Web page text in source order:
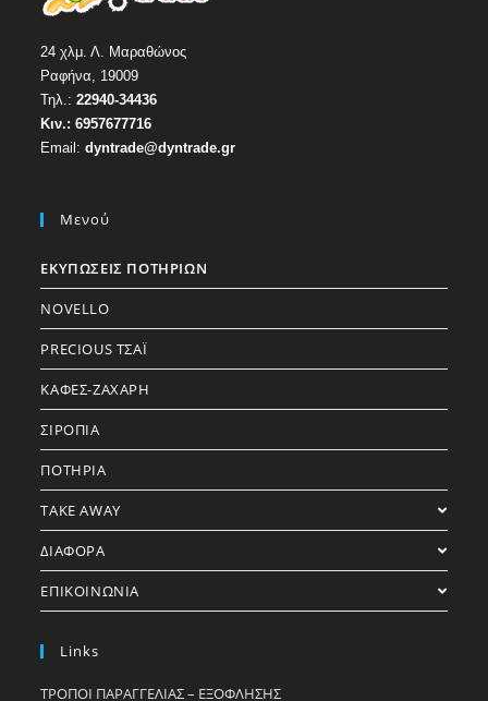
24 χλμ. Λ. Μαραθώνος
Ραφήνα, 19009
Τηλ.:22940-34436
Κιν.:6957677716
Email:dyntrade@dyntrade.gr
Μενού
ΕΚΥΠΩΣΕΙΣ ΠΟΤΗΡΙΩΝ
NOVELLO
PRECIOUS ΤΣΑΪ
ΚΑΦΕΣ-ΖΑΧΑΡΗ
ΣΙΡΟΠΙΑ
ΠΟΤΗΡΙΑ
TAKE AWAY
ΔΙΑΦΟΡΑ
ΕΠΙΚΟΙΝΩΝΙΑ
Links
ΤΡΟΠΟΙ ΠΑΡΑΓΓΕΛΙΑΣ – ΕΞΟΦΛΗΣΗΣ